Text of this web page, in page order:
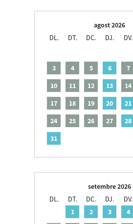
agost 2026
DL.
DT. DC. DJ. DV.
3
4 5 6 7
10
11 12 13 14
17
18 19 20 21
24
25 26 27 28
31
setembre 2026
DL.
DT. DC. DJ. DV.
1
2 3 4